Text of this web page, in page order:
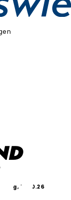
10.10.26